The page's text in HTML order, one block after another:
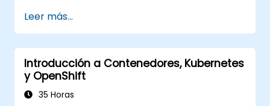
Leer más...
Introducción a Contenedores, Kubernetes
y OpenShift
35 Horas